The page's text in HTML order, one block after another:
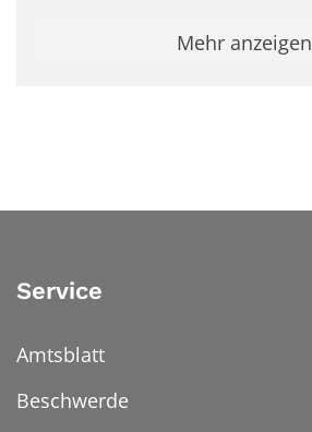
Mehr anzeigen
Service
Amtsblatt
Beschwerde